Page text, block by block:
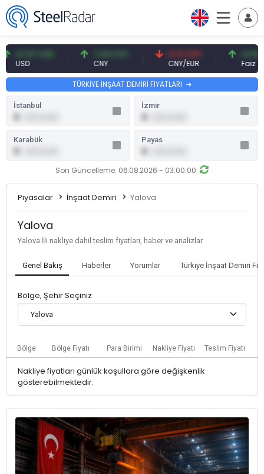
47,57 USD 7,09 CNY
CNY
0,13 CNY
CNY/EUR
41,54 TRY
TÜRKİYE İNŞAAT DEMİRİ FİYATLARI
Son Güncelleme: 06.08.2026 - 03:00:00
İstanbul İzmir
Karabük Payas
Piyasalar İnşaat Demiri Yalova
Yalova
Yalova İli nakliye dahil teslim fiyatları, haber ve analizlar
Genel Bakış Haberler Yorumlar Türkiye İnşaat Demiri
Bölge, Şehir Seçiniz
Yalova
Bölge Bölge Fiyatı Para Birimi Nakliye Fiyatı Teslim Fiyatı
Nakliye fiyatları günlük koşullara göre değişkenlik
gösterebilmektedir.